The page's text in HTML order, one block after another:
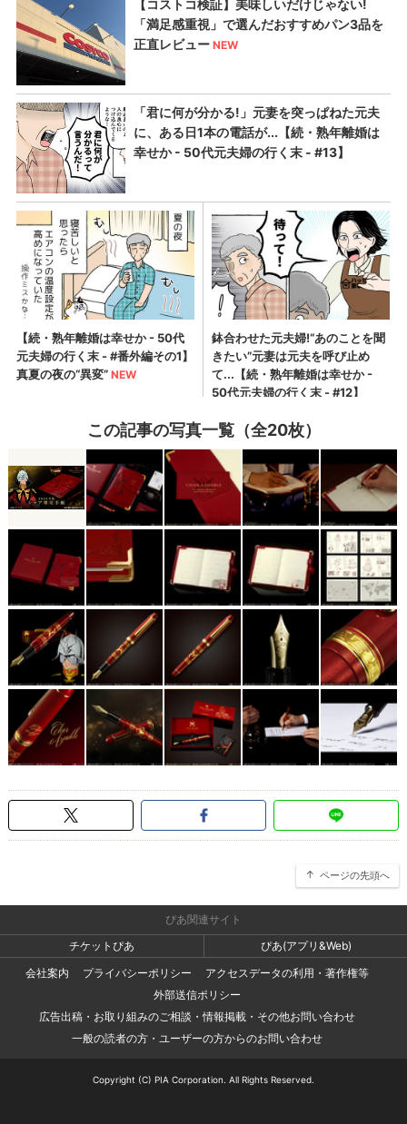
この記事の写真一覧（全20枚）
ページの先頭へ
ぴあ関連サイト
チケットぴあ
ぴあ(アプリ&Web)
会社案内
プライバシーポリシー
アクセスデータの利用・著作権等
外部送信ポリシー
広告出稿・お取り組みのご相談・情報掲載・その他お問い合わせ
一般の読者の方・ユーザーの方からのお問い合わせ
Copyright (C) PIA Corporation. All Rights Reserved.